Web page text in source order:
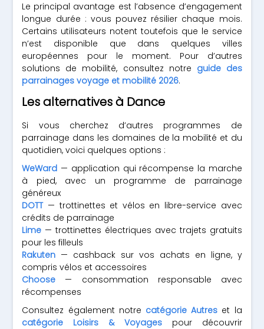
Le principal avantage est l’absence d’engagement
longue durée : vous pouvez résilier chaque mois.
Certains utilisateurs notent toutefois que le service
n’est disponible que dans quelques villes
européennes pour le moment. Pour d’autres
solutions de mobilité, consultez notre guide des
parrainages voyage et mobilité 2026.
Les alternatives à Dance
Si vous cherchez d’autres programmes de
parrainage dans les domaines de la mobilité et du
quotidien, voici quelques options :
WeWard — application qui récompense la marche
à pied, avec un programme de parrainage
généreux
DOTT— trottinettes et vélos en libre-service avec
crédits de parrainage
Lime — trottinettes électriques avec trajets gratuits
pour les filleuls
Rakuten — cashback sur vos achats en ligne, y
compris vélos et accessoires
Choose — consommation responsable avec
récompenses
Consultez également notre catégorie Autres et la
catégorie Loisirs & Voyagespour découvrir